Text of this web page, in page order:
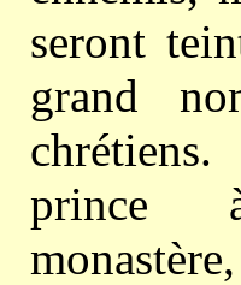
seront
grand
prince